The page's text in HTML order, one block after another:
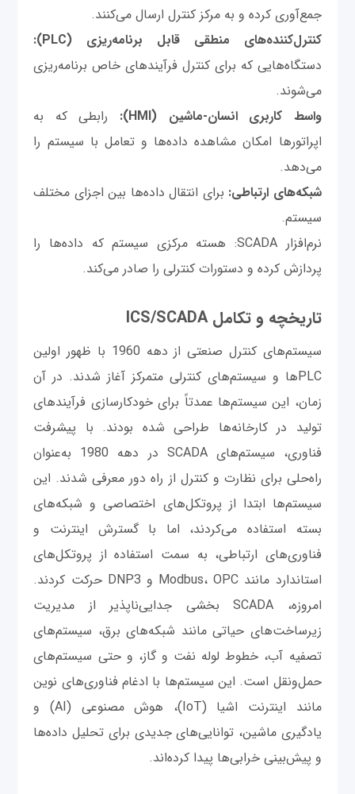
جمع‌آوری کرده و به مرکز کنترل ارسال می‌کنند.
کنترل‌کننده‌های منطقی قابل برنامه‌ریزی (PLC):
دستگاه‌هایی که برای کنترل فرآیندهای خاص برنامه‌ریزی
می‌شوند.
واسط کاربری انسان-ماشین (HMI):
رابطی که به
اپراتورها امکان مشاهده داده‌ها و تعامل با سیستم را
می‌دهد.
شبکه‌های ارتباطی: برای انتقال داده‌ها بین اجزای مختلف
سیستم.
نرم‌افزار SCADA: هسته مرکزی سیستم که داده‌ها را
پردازش کرده و دستورات کنترلی را صادر می‌کند.
تاریخچه و تکامل ICS/SCADA
سیستم‌های کنترل صنعتی از دهه 1960 با ظهور اولین
PLCها و سیستم‌های کنترلی متمرکز آغاز شدند. در آن
زمان، این سیستم‌ها عمدتاً برای خودکارسازی فرآیندهای
تولید در کارخانه‌ها طراحی شده بودند. با پیشرفت
فناوری، سیستم‌های SCADA در دهه 1980 به‌عنوان
راه‌حلی برای نظارت و کنترل از راه دور معرفی شدند. این
سیستم‌ها ابتدا از پروتکل‌های اختصاصی و شبکه‌های
بسته استفاده می‌کردند، اما با گسترش اینترنت و
فناوری‌های ارتباطی، به سمت استفاده از پروتکل‌های
استاندارد مانند Modbus، OPC و DNP3 حرکت کردند.
امروزه، SCADA بخشی جدایی‌ناپذیر از مدیریت
زیرساخت‌های حیاتی مانند شبکه‌های برق، سیستم‌های
تصفیه آب، خطوط لوله نفت و گاز، و حتی سیستم‌های
حمل‌ونقل است. این سیستم‌ها با ادغام فناوری‌های نوین
مانند اینترنت اشیا (IoT)، هوش مصنوعی (AI) و
یادگیری ماشین، توانایی‌های جدیدی برای تحلیل داده‌ها
و پیش‌بینی خرابی‌ها پیدا کرده‌اند.